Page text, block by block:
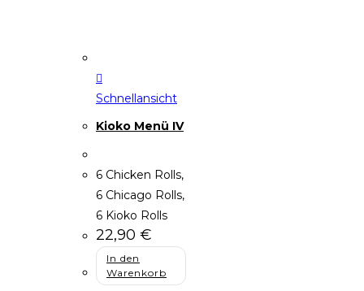
Schnellansicht
Kioko Menü IV
6 Chicken Rolls,
6 Chicago Rolls,
6 Kioko Rolls
22,90 €
In den
Warenkorb